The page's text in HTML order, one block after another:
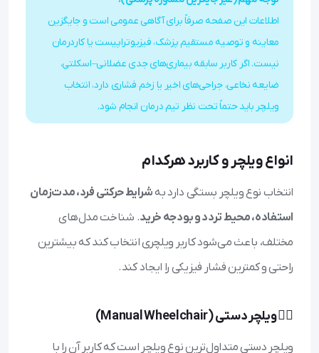
اطلاعات این صفحه صرفاً برای آگاهی عمومی است و جایگزین
معاینه و توصیه مستقیم پزشک، فیزیوتراپیست یا کاردرمان
نیست. اگر کاربر سابقه بیماری‌های جدی عضلانی–اسکلتی،
ضایعه نخاعی، جراحی‌های اخیر یا زخم فشاری دارد، انتخاب
ویلچر باید حتماً تحت نظر تیم درمان انجام شود.
انواع ویلچر و کاربرد هرکدام
انتخاب نوع ویلچر بستگی دارد بهشرایط حرکتی فرد، مدت‌زمان
استفاده، محیط تردد و بودجه خرید. شناخت مدل‌های
مختلف، باعث می‌شود کاربر ویلچری انتخاب کند که بیشترین
راحتی و کمترین فشار فیزیکی را ایجاد کند.
🚶‍♂️ ویلچر دستی (Manual Wheelchair)
ویلچر دستی متداول‌ترین نوع ویلچر است که کاربر آن را با